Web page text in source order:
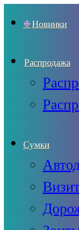
Новинки
Распродажа
Сумки